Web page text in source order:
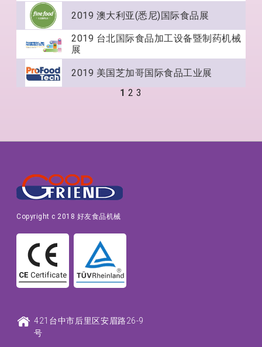
2019 澳大利亚(悉尼)国际食品展
2019 台北国际食品加工设备暨制药机械
展
2019 美国芝加哥国际食品工业展
1 2 3
Copyright c 2018 好友食品机械
421 台中市后里区安眉路26-9
号